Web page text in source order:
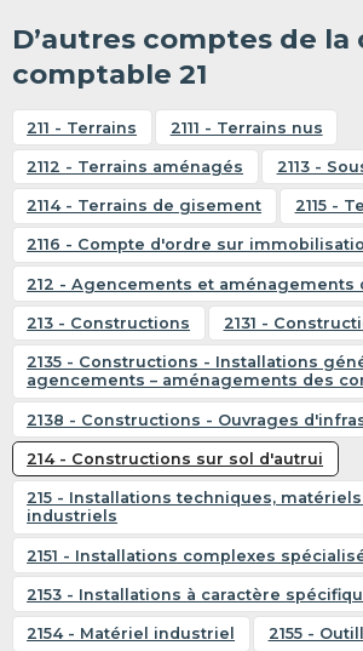
D’autres comptes de la
comptable 21
211 - Terrains 2111 - Terrains nus
2112 - Terrains aménagés 2113 -
2114 - Terrains de gisement 2115 -
2116 - Compte d'ordre sur
212 - Agencements et aménagements
213 - Constructions 2131 -
2135 - Constructions - Installations
agencements – aménagements des
2138 - Constructions - Ouvrages
214 - Constructions sur sol d'autrui
215 - Installations techniques,
industriels
2151 - Installations complexes
2153 - Installations à caractère
2154 - Matériel industriel 2155 -